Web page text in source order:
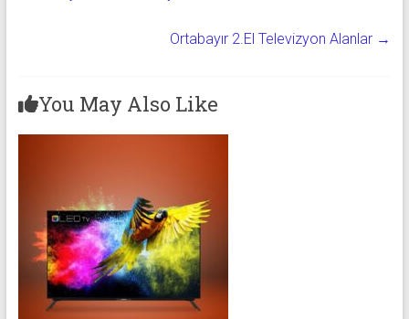
Ortabayır 2.El Televizyon Alanlar →
You May Also Like